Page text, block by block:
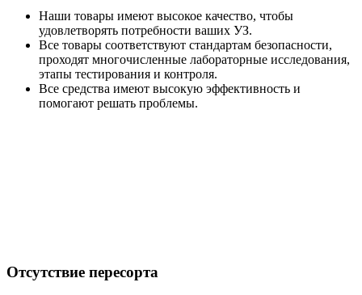
Наши товары имеют высокое качество, чтобы
удовлетворять потребности ваших УЗ.
Все товары соответствуют стандартам безопасности,
проходят многочисленные лабораторные исследования,
этапы тестирования и контроля.
Все средства имеют высокую эффективность и
помогают решать проблемы.
Отсутствие пересорта